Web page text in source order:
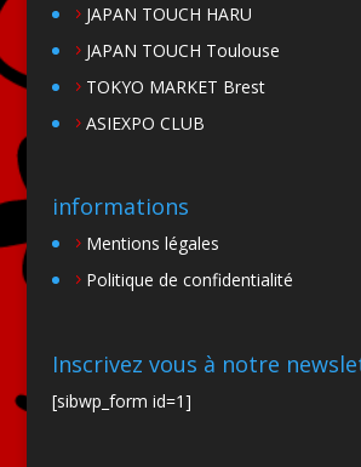
JAPAN TOUCH HARU
JAPAN TOUCH Toulouse
TOKYO MARKET Brest
ASIEXPO CLUB
informations
Mentions légales
Politique de confidentialité
Inscrivez vous à notre
[sibwp_form id=1]